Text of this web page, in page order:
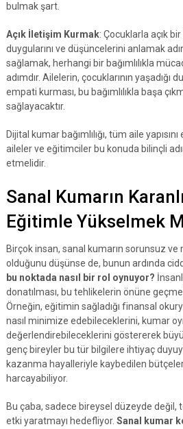
bulmak şart.
Açık İletişim Kurmak: Çocuklarla açık
duygularını ve düşüncelerini anlamak
sağlamak, herhangi bir bağımlılıkla
adımdır. Ailelerin, çocuklarının yaşadığı
empati kurması, bu bağımlılıkla başa
sağlayacaktır.
Dijital kumar bağımlılığı, tüm aile
aileler ve eğitimciler bu konuda bilinçli
etmelidir.
Sanal Kumarın
Eğitimle Yükselmek
Birçok insan, sanal kumarın sorunsuz
olduğunu düşünse de, bunun ardında
bu noktada nasıl bir rol oynuyor?
donatılması, bu tehlikelerin önüne
Örneğin, eğitimin sağladığı finansal
nasıl minimize edebileceklerini, kumar
değerlendirebileceklerini göstererek
genç bireyler bu tür bilgilere ihtiyaç
kazanma hayalleriyle kaybedilen
harcayabiliyor.
Bu çaba, sadece bireysel düzeyde
etki yaratmayı hedefliyor. Sanal kumar